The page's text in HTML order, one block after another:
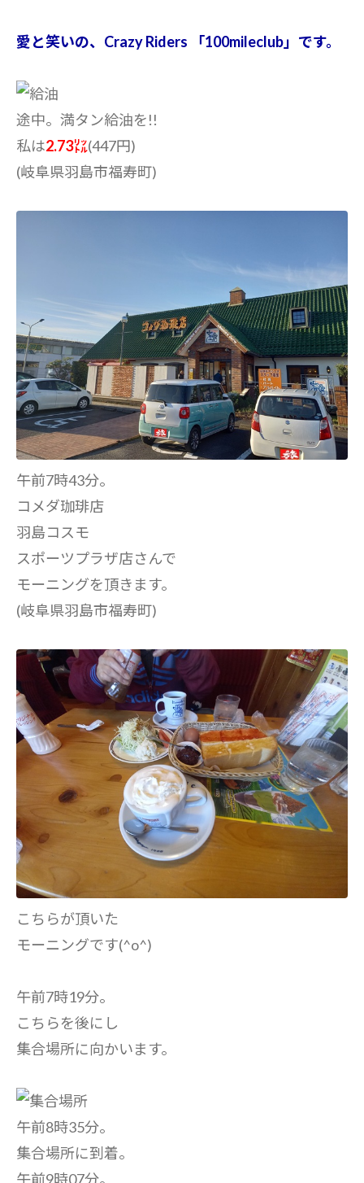
愛と笑いの、Crazy Riders 「100mileclub」です。
途中。満タン給油を!!
私は2.73㍑(447円)
(岐阜県羽島市福寿町)
午前7時43分。
コメダ珈琲店
羽島コスモ
スポーツプラザ店さんで
モーニングを頂きます。
(岐阜県羽島市福寿町)
こちらが頂いた
モーニングです(^o^)
午前7時19分。
こちらを後にし
集合場所に向かいます。
午前8時35分。
集合場所に到着。
午前9時07分。